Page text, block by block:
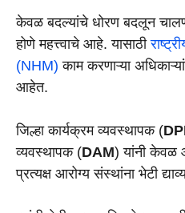
केवळ बदल्यांचे धोरण बदलून
होणे महत्त्वाचे आहे. यासाठी
(NHM) काम करणाऱ्या
आहेत.
जिल्हा कार्यक्रम व्यवस्थापक (
व्यवस्थापक (DAM) यांनी केवळ
प्रत्यक्ष आरोग्य संस्थांना भेटी